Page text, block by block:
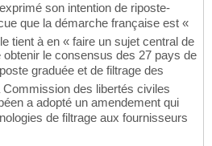
son intention de riposte-
que la démarche française est «
tient à en « faire un sujet central de
le consensus des 27 pays de
graduée et de filtrage des
des libertés civiles
a adopté un amendement qui
de filtrage aux fournisseurs